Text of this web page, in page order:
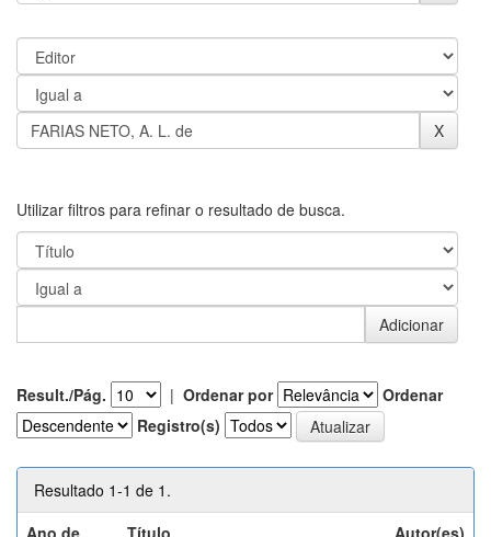
Utilizar filtros para refinar o resultado de busca.
Result./Pág. | Ordenar por
Ordenar
Registro(s)
Resultado 1-1 de 1.
Ano de
Título Autor(es)